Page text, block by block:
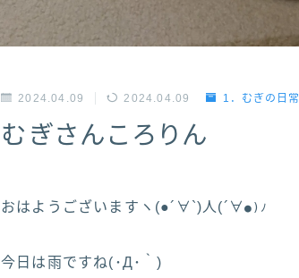
2024.04.09 2024.04.09 1．むぎの日常
むぎさんころりん
おはようございますヽ(●´∀`)人(´∀ ●)ﾉ
今日は雨ですね(･Д･｀)